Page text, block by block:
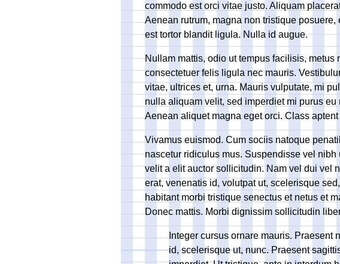
commodo est orci vitae justo. Aliquam
Aenean rutrum, magna non tristique
est tortor blandit ligula. Nulla id augue.
Nullam mattis, odio ut tempus facilisis, metus
consectetuer felis ligula nec mauris.
vitae, ultrices et, urna. Mauris vulputate, mi
nulla aliquam velit, sed imperdiet mi purus
Aenean aliquet magna eget orci. Class
Vivamus euismod. Cum sociis natoque
nascetur ridiculus mus. Suspendisse vel
velit a elit auctor sollicitudin. Nam vel dui vel
erat, venenatis id, volutpat ut, scelerisque
habitant morbi tristique senectus et netus et
Donec mattis. Morbi dignissim sollicitudin
Integer cursus ornare mauris. Praesent
id, scelerisque ut, nunc. Praesent